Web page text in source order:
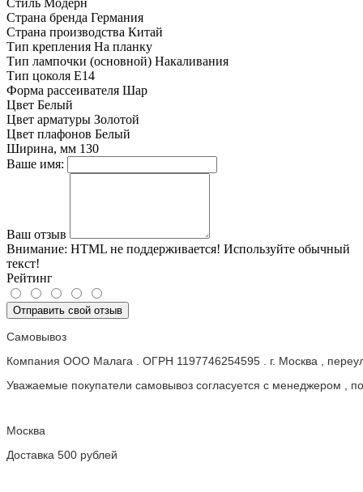
Стиль Модерн
Страна бренда Германия
Страна производства Китай
Тип крепления На планку
Тип лампочки (основной) Накаливания
Тип цоколя E14
Форма рассеивателя Шар
Цвет Белый
Цвет арматуры Золотой
Цвет плафонов Белый
Ширина, мм 130
Ваше имя:
Ваш отзыв
Внимание: HTML не поддерживается! Используйте обычный
текст!
Рейтинг
Отправить свой отзыв
Самовывоз
Компания ООО Малага . ОГРН 1197746254595 . г. Москва ,
Уважаемые покупатели самовывоз согласуется с менеджером ,
Москва
Доставка 500 рублей